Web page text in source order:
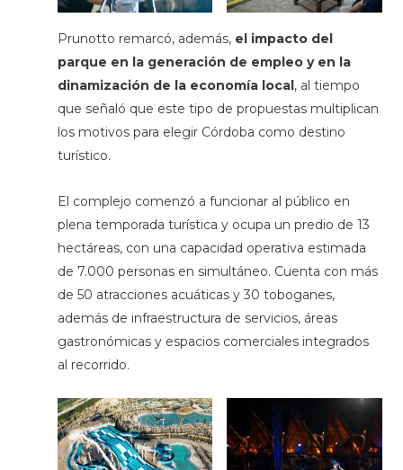
Prunotto remarcó, además, el impacto del
parque en la generación de empleo y en la
dinamización de la economía local , al tiempo
que señaló que este tipo de propuestas multiplican
los motivos para elegir Córdoba como destino
turístico.
El complejo comenzó a funcionar al público en
plena temporada turística y ocupa un predio de 13
hectáreas, con una capacidad operativa estimada
de 7.000 personas en simultáneo. Cuenta con más
de 50 atracciones acuáticas y 30 toboganes,
además de infraestructura de servicios, áreas
gastronómicas y espacios comerciales integrados
al recorrido.